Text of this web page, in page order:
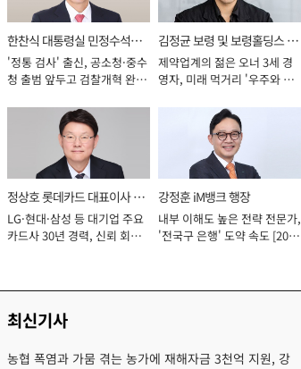
한찬식 대통령실 민정수석비
서관
'정통 검사' 출신, 공소청·중수
청 출범 앞두고 검찰개혁 완수
김정균 보령 및 보령홀딩스 대
표이사 사장
제약업계의 젊은 오너 3세 경
영자, 미래 먹거리 '우주와 헬
정상호 롯데카드 대표이사 사
장
LG·현대·삼성 등 대기업 주요
카드사 30년 경력, 신뢰 회복
강정훈 iM뱅크 행장
내부 이해도 높은 전략 전문가,
'전국구 은행' 도약 속도 [2026
최신기사
농협 폭염과 가뭄 겪는 농가에 재해자금 3천억 지원, 강